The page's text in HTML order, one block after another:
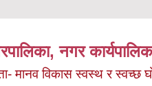
नगर
मानव विकास स्वस्थ र स्वच्छ